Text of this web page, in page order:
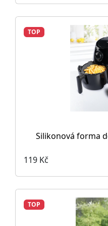
TOP
Silikonová forma
119 Kč
TOP